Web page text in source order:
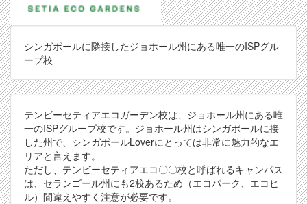
シンガポールに隣接したジョホール州にある唯一のISPグル
ープ校
テンビーセティアエコガーデン校は、ジョホール州にある唯
一のISPグループ校です。ジョホール州はシンガポールに接
した州で、シンガポールLoverにとっては非常に魅力的なエ
リアと言えます。
ただし、テンビーセティアエコ〇〇校と呼ばれるキャンパス
は、セランゴール州にも2校あるため（エコパーク、エコヒ
ル）間違えやすく注意が必要です。